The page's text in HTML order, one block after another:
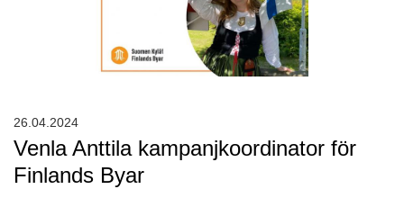
Venla Anttila kampanjkoordinator för
Finlands Byar
26.04.2024